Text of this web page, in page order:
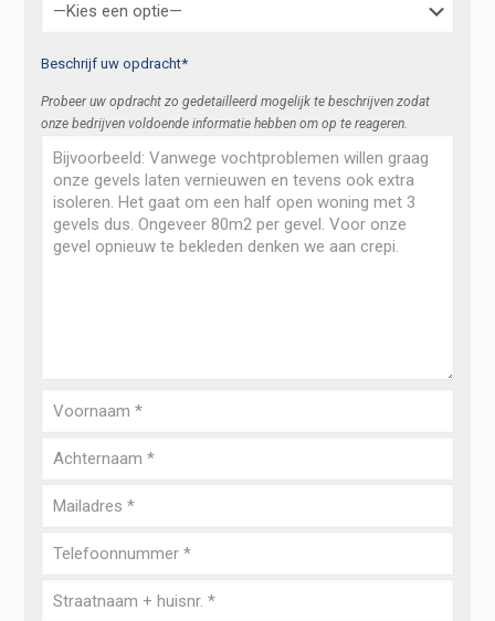
Beschrijf uw opdracht*
Probeer uw opdracht zo gedetailleerd mogelijk te beschrijven zodat
onze bedrijven voldoende informatie hebben om op te reageren.